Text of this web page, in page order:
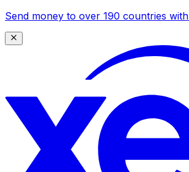
Send money to over 190 countries